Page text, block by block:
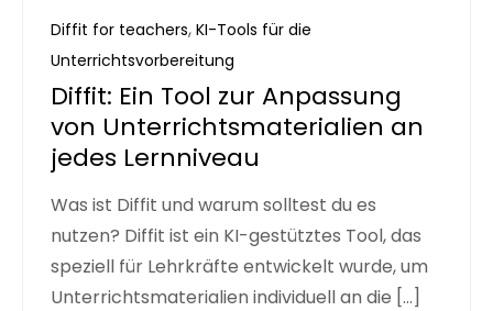
Diffit for teachers, KI-Tools für die
Unterrichtsvorbereitung
Diffit: Ein Tool zur Anpassung
von Unterrichtsmaterialien an
jedes Lernniveau
Was ist Diffit und warum solltest du es
nutzen? Diffit ist ein KI-gestütztes Tool, das
speziell für Lehrkräfte entwickelt wurde, um
Unterrichtsmaterialien individuell an die […]